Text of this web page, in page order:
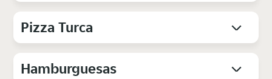
Pizza Turca
Hamburguesas